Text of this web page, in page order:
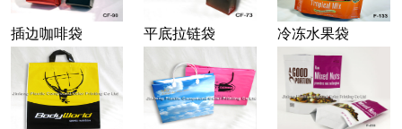
插边咖啡袋 平底拉链袋 冷冻水果袋